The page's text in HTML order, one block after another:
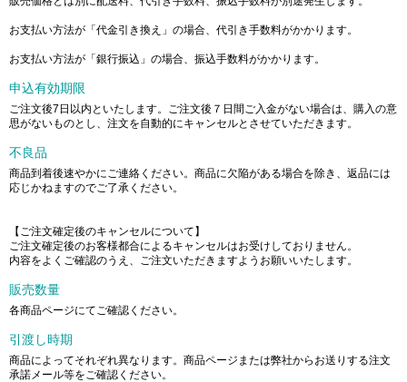
お支払い方法が「代金引き換え」の場合、代引き手数料がかかります。
お支払い方法が「銀行振込」の場合、振込手数料がかかります。
申込有効期限
ご注文後7日以内といたします。ご注文後７日間ご入金がない場合は、購入の意
思がないものとし、注文を自動的にキャンセルとさせていただきます。
不良品
商品到着後速やかにご連絡ください。商品に欠陥がある場合を除き、返品には
応じかねますのでご了承ください。
【ご注文確定後のキャンセルについて】
ご注文確定後のお客様都合によるキャンセルはお受けしておりません。
内容をよくご確認のうえ、ご注文いただきますようお願いいたします。
販売数量
各商品ページにてご確認ください。
引渡し時期
商品によってそれぞれ異なります。商品ページまたは弊社からお送りする注文
承諾メール等をご確認ください。